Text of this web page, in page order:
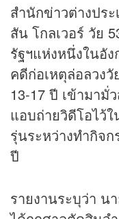
สำนักข่าวต่างปร
สัน โกลเวอร์ วัย
รัฐฯแห่งหนึ่งในอั
คดีก่อเหตุล่อลวง
13-17 ปี เข้ามา
แอบถ่ายวิดีโอไว้
รุ่นระหว่างทำกิจ
ปี
รายงานระบุว่า น